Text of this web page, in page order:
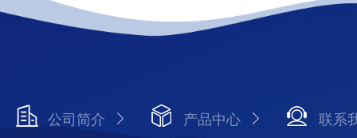
公司简介 产品中心 联系